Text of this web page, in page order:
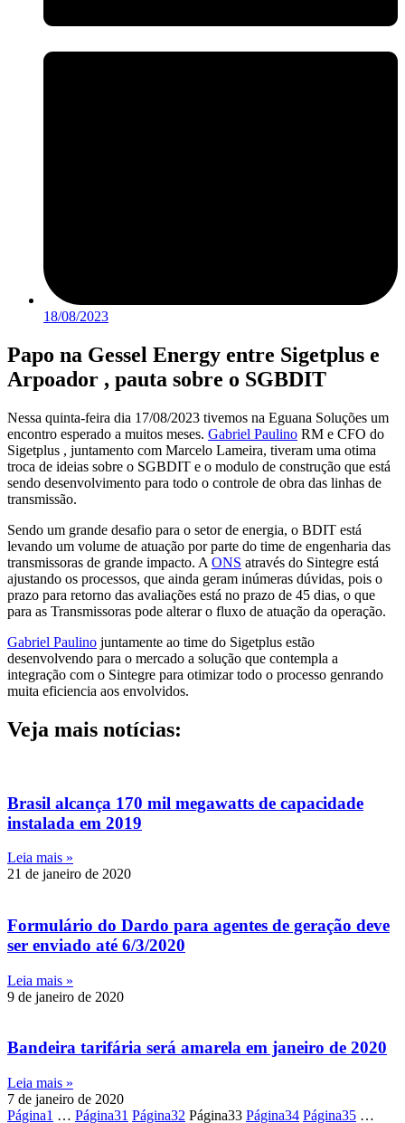
18/08/2023
Papo na Gessel Energy entre Sigetplus e
Arpoador , pauta sobre o SGBDIT
Nessa quinta-feira dia 17/08/2023 tivemos na Eguana Soluções um
encontro esperado a muitos meses. Gabriel Paulino RM e CFO do
Sigetplus , juntamento com Marcelo Lameira, tiveram uma otima
troca de ideias sobre o SGBDIT e o modulo de construção que está
sendo desenvolvimento para todo o controle de obra das linhas de
transmissão.
Sendo um grande desafio para o setor de energia, o BDIT está
levando um volume de atuação por parte do time de engenharia das
transmissoras de grande impacto. A ONS através do Sintegre está
ajustando os processos, que ainda geram inúmeras dúvidas, pois o
prazo para retorno das avaliações está no prazo de 45 dias, o que
para as Transmissoras pode alterar o fluxo de atuação da operação.
Gabriel Paulino juntamente ao time do Sigetplus estão
desenvolvendo para o mercado a solução que contempla a
integração com o Sintegre para otimizar todo o processo genrando
muita eficiencia aos envolvidos.
Veja mais notícias:
Brasil alcança 170 mil megawatts de capacidade
instalada em 2019
Leia mais »
21 de janeiro de 2020
Formulário do Dardo para agentes de geração deve
ser enviado até 6/3/2020
Leia mais »
9 de janeiro de 2020
Bandeira tarifária será amarela em janeiro de 2020
Leia mais »
7 de janeiro de 2020
Página1 … Página31 Página32 Página33 Página34 Página35 …